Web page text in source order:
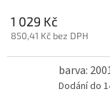
1 029 Kč
850,41 Kč bez DPH
barva:
Dodání do